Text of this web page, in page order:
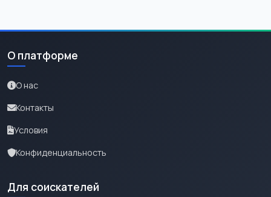
О платформе
О нас
Контакты
Условия
Конфиденциальность
Для соискателей